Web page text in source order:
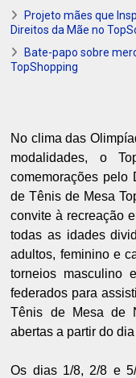
Projeto mães que
Direitos da Mãe no
Bate-papo sobre
TopShopping
No clima das
modalidades, o
comemorações pelo
de Tênis de Mesa
convite à recreação
todas as idades
adultos, feminino e
torneios masculino
federados para
Tênis de Mesa de
abertas a partir do
Os dias 1/8, 2/8 e